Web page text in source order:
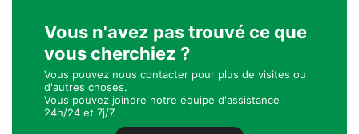
Vous n'avez pas trouvé ce que
vous cherchiez ?
Vous pouvez nous contacter pour plus de visites ou
d'autres choses.
Vous pouvez joindre notre équipe d'assistance
24h/24 et 7j/7.